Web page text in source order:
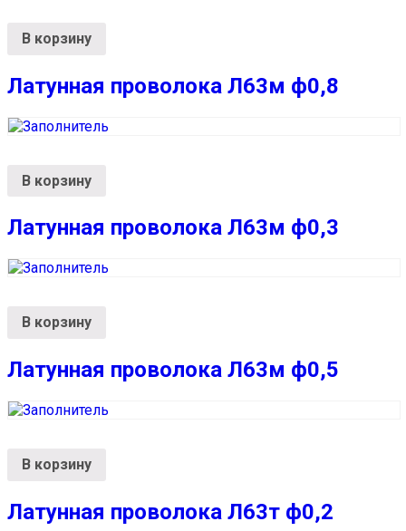
В корзину
Латунная проволока Л63м ф0,8
В корзину
Латунная проволока Л63м ф0,3
В корзину
Латунная проволока Л63м ф0,5
В корзину
Латунная проволока Л63т ф0,2